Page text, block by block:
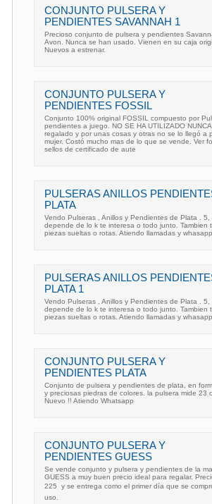
CONJUNTO PULSERA Y
PENDIENTES SAVANNAH 1
Precioso conjunto de pulsera y pendientes
Avon. Nunca se han usado. Vienen en su caja
Nuevos a estrenar.
CONJUNTO PULSERA Y
PENDIENTES FOSSIL
Conjunto 100% original FOSSIL compuesto por
pendientes a juego. NO SE HA UTILIZADO
regalado y por unas cosas y otras no se lo llegó a
mujer. Costó mucho mas de lo que se vende. Ver
sellos de certificado de aute
PULSERAS ANILLOS
PLATA
Vendo Pulseras , Anillos y Pendientes de Plata .
depende de lo k te interesa o todo junto. Tambien
piezas sueltas o rotas. Atiendo llamadas y whasapp
PULSERAS ANILLOS
PLATA 1
Vendo Pulseras , Anillos y Pendientes de Plata .
depende de lo k te interesa o todo junto. Tambien
piezas sueltas o rotas. Atiendo llamadas y whasapp
CONJUNTO PULSERA Y
PENDIENTES PLATA
Conjunto de pulsera y pendientes de plata, en
y preciosas piedras de colores. la pulsera mide 23
Nuevo !! Atiendo Whatsapp
CONJUNTO PULSERA Y
PENDIENTES GUESS
Se vende conjunto y pulsera y pendientes de la
GUESS a muy buen precio ideal para regalar.
225  y se entrega como el primer día que se
uso.